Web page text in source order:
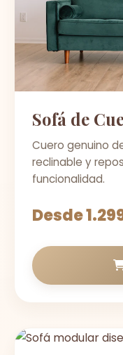
Sofá de
Cuero genuino
reclinable y
funcionalidad.
Desde